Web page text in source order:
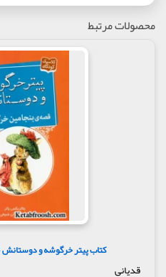
محصولات مرتبط
کتاب پیتر خرگوشه و دوستانش 4 (قصه ی بنجامین خرگوشه)
قدیانی